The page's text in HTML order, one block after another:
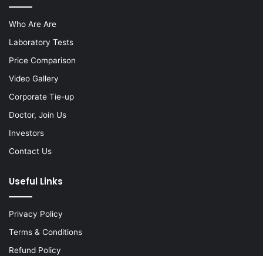
Who Are Are
Laboratory Tests
Price Comparison
Video Gallery
Corporate Tie-up
Doctor, Join Us
Investors
Contact Us
Useful Links
Privacy Policy
Terms & Conditions
Refund Policy